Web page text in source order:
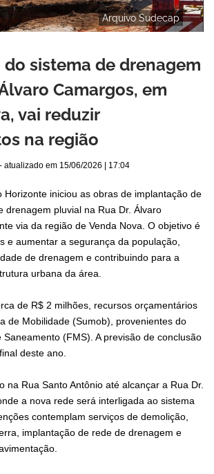
Arquivo Sudecap
sistema de drenagem
Camargos, em
vai reduzir
na região
- atualizado em 15/06/2026 | 17:04
Horizonte iniciou as obras de implantação de
drenagem pluvial na Rua Dr. Álvaro
via da região de Venda Nova. O objetivo é
e aumentar a segurança da população,
de drenagem e contribuindo para a
urbana da área.
de R$ 2 milhões, recursos orçamentários
de Mobilidade (Sumob), provenientes do
Saneamento (FMS). A previsão de conclusão
deste ano.
na Rua Santo Antônio até alcançar a Rua Dr.
a nova rede será interligada ao sistema
contemplam serviços de demolição,
implantação de rede de drenagem e